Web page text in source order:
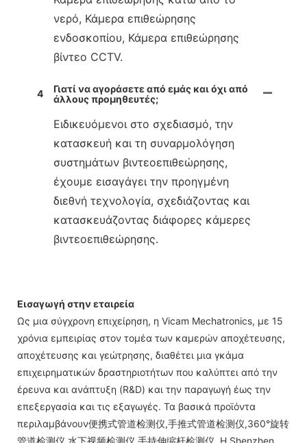
νερό, Κάμερα επιθεώρησης
ενδοσκοπίου, Κάμερα επιθεώρησης
βίντεο CCTV.
4
Γιατί να αγοράσετε από εμάς και όχι από
άλλους προμηθευτές;
Ειδικευόμενοι στο σχεδιασμό, την
κατασκευή και τη συναρμολόγηση
συστημάτων βιντεοεπιθεώρησης,
έχουμε εισαγάγει την προηγμένη
διεθνή τεχνολογία, σχεδιάζοντας και
κατασκευάζοντας διάφορες κάμερες
βιντεοεπιθεώρησης.
Εισαγωγή στην εταιρεία
Ως μια σύγχρονη επιχείρηση, η Vicam Mechatronics, με 15
χρόνια εμπειρίας στον τομέα των καμερών αποχέτευσης,
αποχέτευσης και γεώτρησης, διαθέτει μια γκάμα
επιχειρηματικών δραστηριοτήτων που καλύπτει από την
έρευνα και ανάπτυξη (R&D) και την παραγωγή έως την
επεξεργασία και τις εξαγωγές. Τα βασικά προϊόντα
περιλαμβάνουν便携式管道检测仪,手推式管道检测仪,360°旋转
管道检测仪,水下视频检测仪,手持伸缩杆检测仪. Η Shenzhen